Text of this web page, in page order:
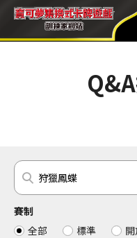
賽制
全部
標準